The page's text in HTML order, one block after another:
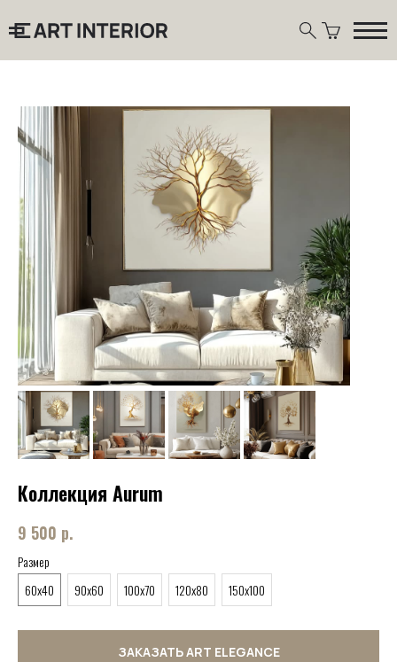
Коллекция Aurum
9 500 р.
Размер
60x40
90x60 100x70 120x80 150x100
ЗАКАЗАТЬ ART ELEGANCE